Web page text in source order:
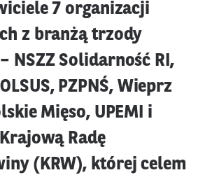
7 organizacji
z branżą trzody
NSZZ Solidarność RI,
PZPNŚ, Wieprz
Mięso, UPEMI i
Radę
(KRW), której celem